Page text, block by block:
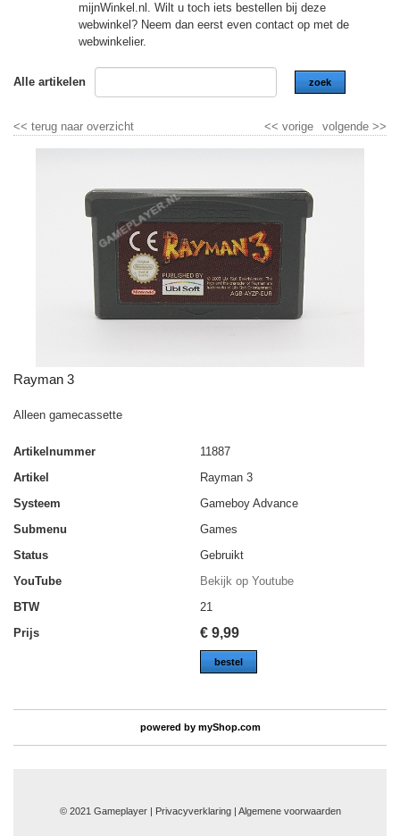
mijnWinkel.nl. Wilt u toch iets bestellen bij deze
webwinkel? Neem dan eerst even contact op met de
webwinkelier.
Alle artikelen zoek
<< terug naar overzicht volgende >>
<< vorige
Rayman 3
Alleen gamecassette
Artikelnummer
11887
Artikel
Rayman 3
Systeem
Gameboy Advance
Submenu
Games
Status
Gebruikt
YouTube
Bekijk op Youtube
BTW
21
Prijs
€ 9,99
bestel
powered by myShop.com
© 2021 Gameplayer | Privacyverklaring | Algemene voorwaarden